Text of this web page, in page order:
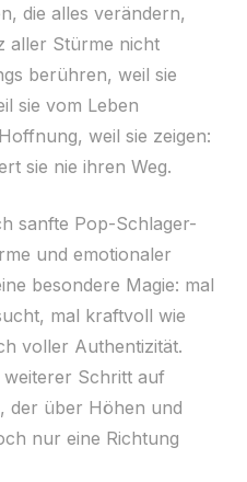
die alles verändern,
aller Stürme nicht
berühren, weil sie
sie vom Leben
weil sie zeigen:
sie nie ihren Weg.
sanfte Pop-Schlager-
und emotionaler
besondere Magie: mal
mal kraftvoll wie
voller Authentizität.
Schritt auf
der über Höhen und
nur eine Richtung